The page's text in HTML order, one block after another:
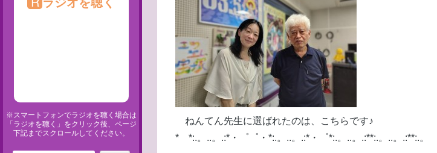
※スマートフォンでラジオを聴く場合は
「ラジオを聴く」をクリック後、ページ
下記までスクロールしてください。
ねんてん先生に選ばれたのは、こちらです♪
* *:.。..。.:*・゜゜・*:.。..。.:*・゜*:.。..。.:**:.。..。.:**:.。